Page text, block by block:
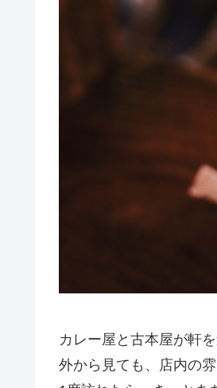
カレー屋と古本屋が軒
外から見ても、店内の